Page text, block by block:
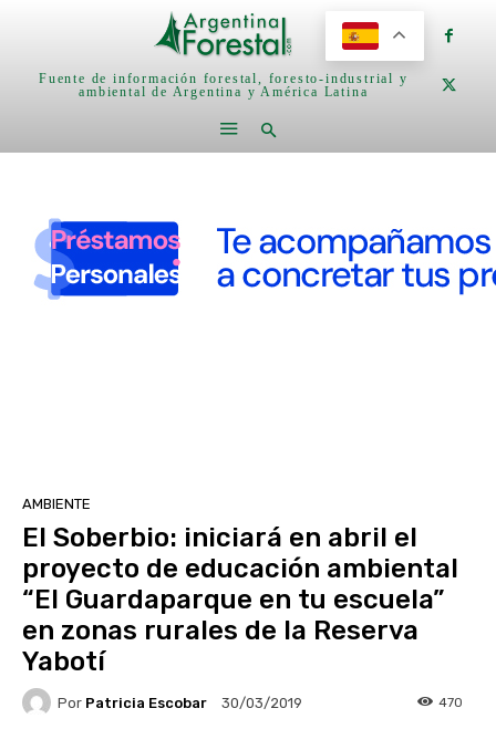
Fuente de información forestal, foresto-industrial y
ambiental de Argentina y América Latina
AMBIENTE
El Soberbio: iniciará en abril el
proyecto de educación ambiental
“El Guardaparque en tu escuela”
en zonas rurales de la Reserva
Yabotí
Por Patricia Escobar 30/03/2019 470